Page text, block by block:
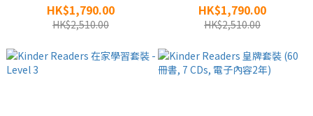
HK$1,790.00
HK$2,510.00
HK$1,790.00
HK$2,510.00